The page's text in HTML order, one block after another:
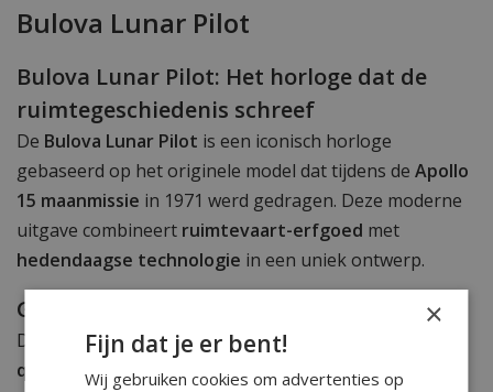
Bulova Lunar Pilot
Bulova Lunar Pilot: Het horloge dat de
ruimtegeschiedenis schreef
De Bulova Lunar Pilot is een iconisch horloge
gebaseerd op het originele model dat tijdens de Apollo
15 maanmissie in 1971 werd gedragen. Deze moderne
uitgave combineert ruimtevaart-erfgoed met
hedendaagse technologie in een uniek ontwerp.
Gebouwd voor precisie en prestaties
De Lunar Pilot is uitgerust met een
quartz-uurwerk
met een frequentie van 262 kHz. Dit
×
Fijn dat je er bent!
Wij gebruiken cookies om advertenties op